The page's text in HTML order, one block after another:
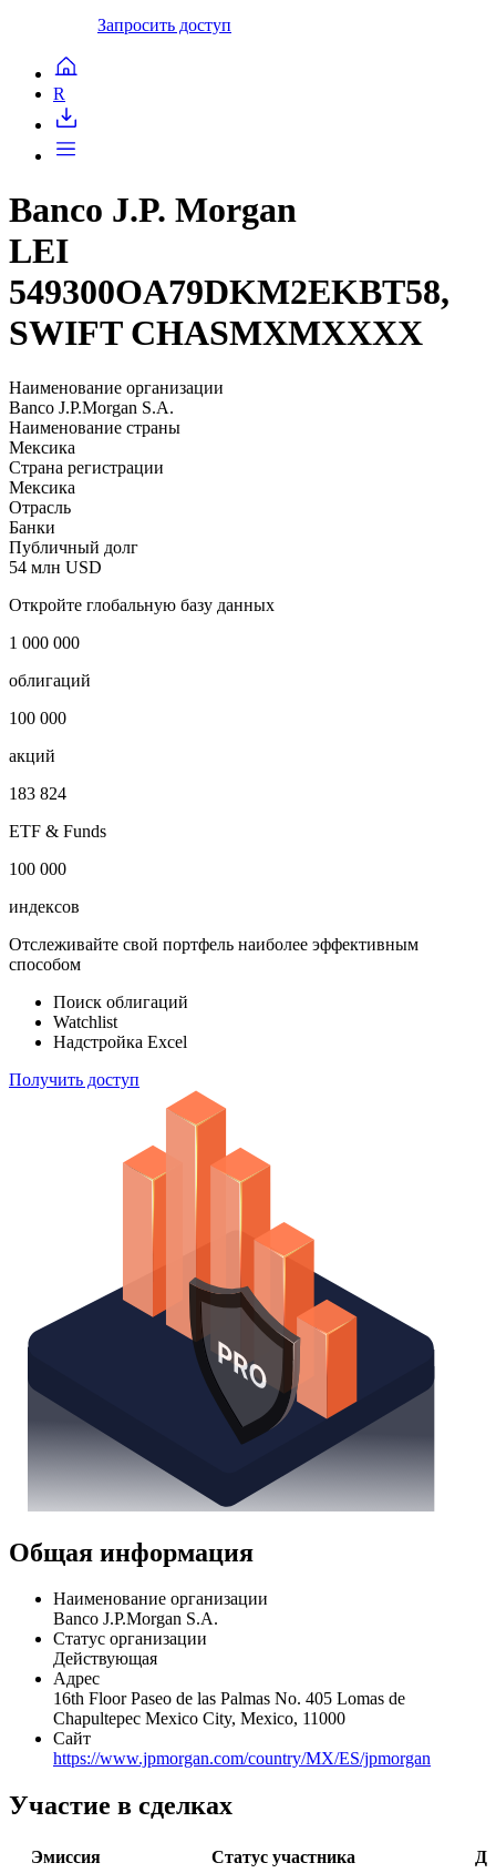
Запросить доступ
R
Banco J.P. Morgan
LEI
549300OA79DKM2EKBT58,
SWIFT CHASMXMXXXX
Наименование организации
Banco J.P.Morgan S.A.
Наименование страны
Мексика
Страна регистрации
Мексика
Отрасль
Банки
Публичный долг
54 млн USD
Откройте глобальную базу данных
1 000 000
облигаций
100 000
акций
183 824
ETF & Funds
100 000
индексов
Отслеживайте свой портфель наиболее эффективным
способом
Поиск облигаций
Watchlist
Надстройка Excel
Получить доступ
Общая информация
Наименование организации
Banco J.P.Morgan S.A.
Статус организации
Действующая
Адрес
16th Floor Paseo de las Palmas No. 405 Lomas de
Chapultepec Mexico City, Mexico, 11000
Сайт
https://www.jpmorgan.com/country/MX/ES/jpmorgan
Участие в сделках
Эмиссия Статус участника